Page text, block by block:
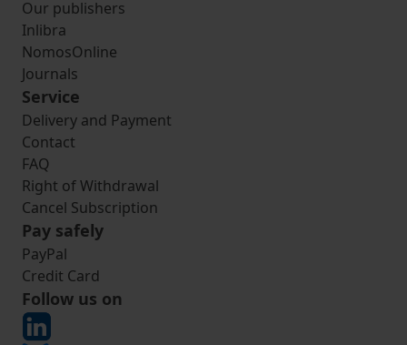
Our publishers
Inlibra
NomosOnline
Journals
Service
Delivery and Payment
Contact
FAQ
Right of Withdrawal
Cancel Subscription
Pay safely
PayPal
Credit Card
Follow us on